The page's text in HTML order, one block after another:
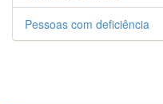
Pessoas com deficiência